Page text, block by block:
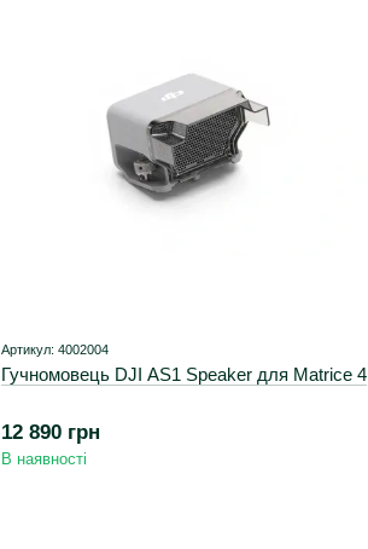
Артикул: 4002004
Гучномовець DJI AS1 Speaker для Matrice 4
12 890 грн
В наявності